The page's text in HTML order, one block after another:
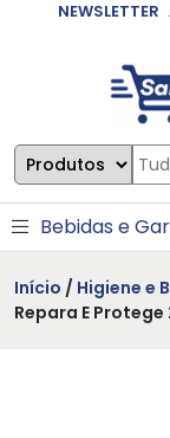
NEWSLETTER
Bebidas e
Início / Higiene e
Repara E Protege